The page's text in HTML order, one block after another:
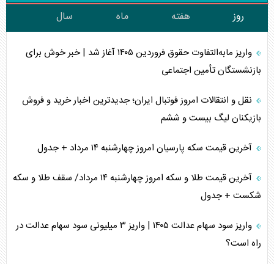
روز هفته ماه سال
واریز مابه‌التفاوت حقوق فروردین ۱۴۰۵ آغاز شد | خبر خوش برای
بازنشستگان تأمین اجتماعی
نقل و انتقالات امروز فوتبال ایران؛ جدیدترین اخبار خرید و فروش
بازیکنان لیگ بیست و ششم
آخرین قیمت سکه پارسیان امروز چهارشنبه ۱۴ مرداد + جدول
آخرین قیمت طلا و سکه امروز چهارشنبه ۱۴ مرداد/ سقف طلا و سکه
شکست + جدول
واریز سود سهام عدالت ۱۴۰۵ | واریز ۳ میلیونی سود سهام عدالت در
راه است؟